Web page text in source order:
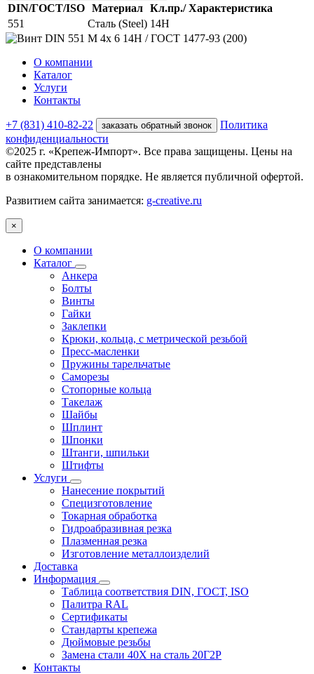
DIN/ГОСТ/ISO Материал Кл.пр./ Характеристика
551
Сталь (Steel) 14H
О компании
Каталог
Услуги
Контакты
+7 (831) 410-82-22 заказать обратный звонок
Политика
конфиденциальности
©2025 г. «Крепеж-Импорт». Все права защищены. Цены на
сайте представлены
в ознакомительном порядке. Не является публичной офертой.
Развитием сайта занимается: g-creative.ru
×
О компании
Каталог
Анкера
Болты
Винты
Гайки
Заклепки
Крюки, кольца, с метрической резьбой
Пресс-масленки
Пружины тарельчатые
Саморезы
Стопорные кольца
Такелаж
Шайбы
Шплинт
Шпонки
Штанги, шпильки
Штифты
Услуги
Нанесение покрытий
Специзготовление
Токарная обработка
Гидроабразивная резка
Плазменная резка
Изготовление металлоизделий
Доставка
Информация
Таблица соответствия DIN, ГОСТ, ISO
Палитра RAL
Сертификаты
Стандарты крепежа
Дюймовые резьбы
Замена стали 40Х на сталь 20Г2Р
Контакты